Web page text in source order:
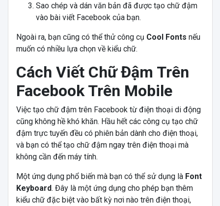
Sao chép và dán văn bản đã được tạo chữ đậm
vào bài viết Facebook của bạn.
Ngoài ra, bạn cũng có thể thử công cụ Cool Fonts nếu
muốn có nhiều lựa chọn về kiểu chữ.
Cách Viết Chữ Đậm Trên
Facebook Trên Mobile
Việc tạo chữ đậm trên Facebook từ điện thoại di động
cũng không hề khó khăn. Hầu hết các công cụ tạo chữ
đậm trực tuyến đều có phiên bản dành cho điện thoại,
và bạn có thể tạo chữ đậm ngay trên điện thoại mà
không cần đến máy tính.
Một ứng dụng phổ biến mà bạn có thể sử dụng là Font
Keyboard. Đây là một ứng dụng cho phép bạn thêm
kiểu chữ đặc biệt vào bất kỳ nơi nào trên điện thoại,